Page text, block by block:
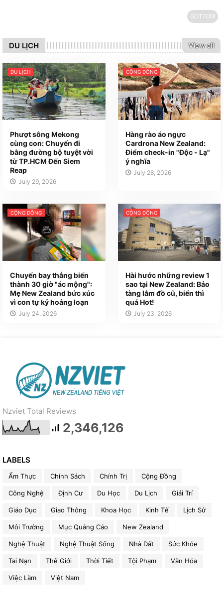
BOTTOM
DU LỊCH View all
DU LỊCH
Phượt sông Mekong
cùng con: Chuyến đi
bằng đường bộ tuyệt vời
từ TP.HCM Đến Siem
Reap
July 29, 2026
CỘNG ĐỒNG
Hàng rào áo ngực
Cardrona New Zealand:
Điểm check-in "Độc - Lạ"
ý nghĩa
July 28, 2026
CỘNG ĐỒNG
Chuyến bay thẳng biến
thành 30 giờ "ác mộng":
Mẹ New Zealand bức xúc
vì con tự kỷ hoảng loạn
July 24, 2026
CỘNG ĐỒNG
Hài hước những review 1
sao tại New Zealand: Bảo
tàng lắm đồ cũ, biển thì
quá Hot!
July 23, 2026
Nzviet Total Reviews
2,346,126
LABELS
Ẩm Thực Chính Sách Chính Trị Cộng Đồng
Công Nghệ Định Cư Du Học Du Lịch Giải Trí
Giáo Dục Giao Thông Khoa Học Kinh Tế Lịch Sử
Môi Trường Mục Quảng Cáo New Zealand
Nghệ Thuật Nghệ Thuật Sống Nhà Đất Sức Khỏe
Tai Nạn Thế Giới Thời Tiết Tội Phạm Văn Hóa
Việc Làm Việt Nam